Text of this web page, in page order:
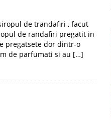
de trandafiri , facut
de randafiri pregatit in
pregatsete dor dintr-o
de parfumati si au […]